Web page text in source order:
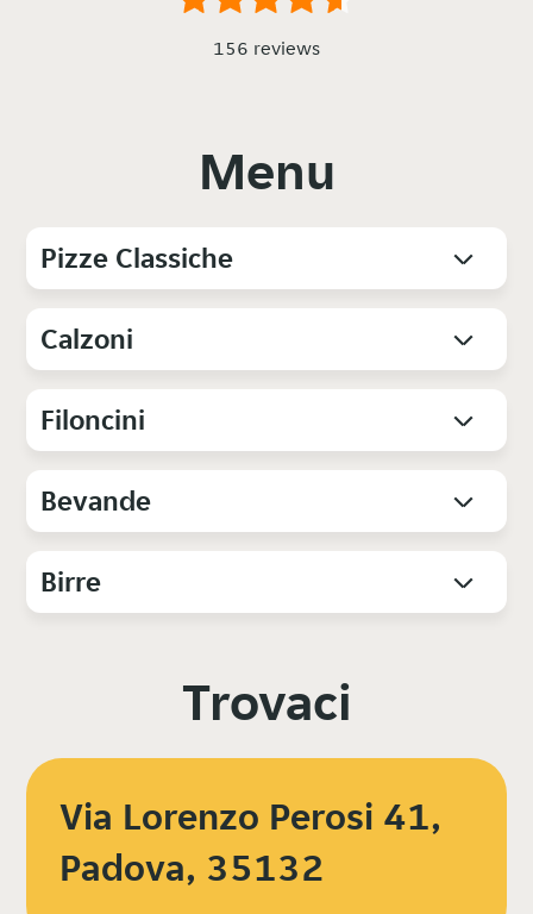
156 reviews
Menu
Pizze Classiche
Calzoni
Filoncini
Bevande
Birre
Trovaci
Via Lorenzo Perosi 41,
Padova, 35132